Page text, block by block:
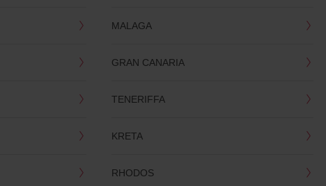
MALAGA
GRAN CANARIA
TENERIFFA
KRETA
RHODOS